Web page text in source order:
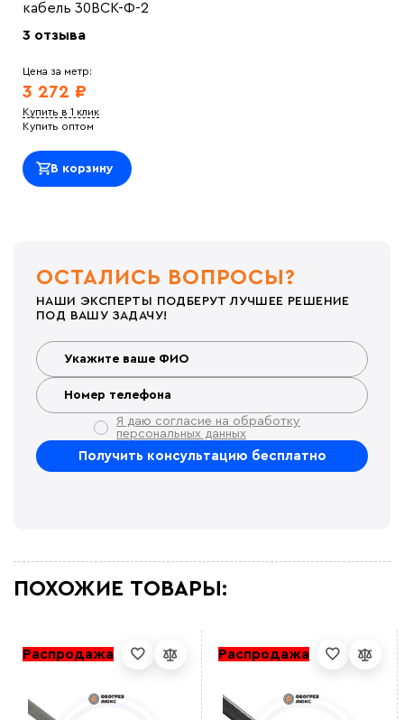
кабель 30ВСК-Ф-2
3 отзыва
Цена за метр:
3 272 ₽
Купить в 1 клик
Купить оптом
В корзину
ОСТАЛИСЬ ВОПРОСЫ?
НАШИ ЭКСПЕРТЫ ПОДБЕРУТ ЛУЧШЕЕ РЕШЕНИЕ
ПОД ВАШУ ЗАДАЧУ!
Я даю согласие на обработку
персональных данных
ПОХОЖИЕ ТОВАРЫ:
Распродажа Распродажа